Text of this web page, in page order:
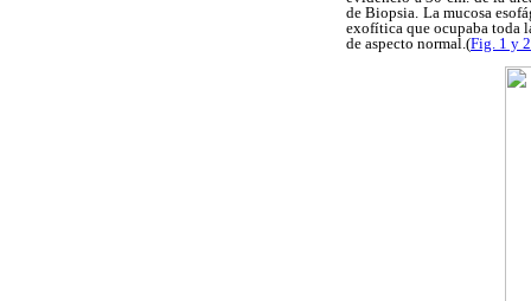
de Biopsia. La mucosa
exofítica que ocupaba toda
de aspecto normal.(Fig. 1 y 2